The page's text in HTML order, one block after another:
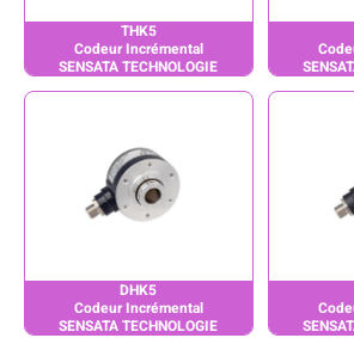
THK5
Codeur Incrémental
SENSATA TECHNOLOGIE
DHK5
Codeur Incrémental
SENSATA TECHNOLOGIE